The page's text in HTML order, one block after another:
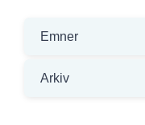
Emner
Arkiv